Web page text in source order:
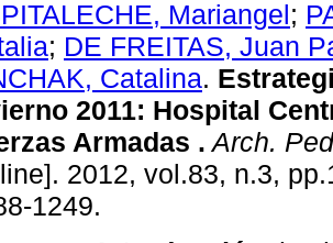
Mariangel;
; DE FREITAS, Juan
Catalina.
2011: Hospital
Armadas . Arch.
2012, vol.83, n.3,
1249.